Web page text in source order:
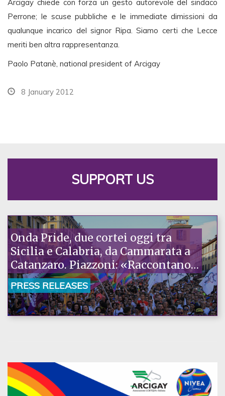
Arcigay chiede con forza un gesto autorevole del sindaco
Perrone; le scuse pubbliche e le immediate dimissioni da
qualunque incarico del signor Ripa. Siamo certi che Lecce
meriti ben altra rappresentanza.
Paolo Patanè, national president of Arcigay
8 January 2012
SUPPORT US
Onda Pride, due cortei oggi tra
Sicilia e Calabria, da Cammarata a
Catanzaro. Piazzoni: «Raccontano
la nostra ostinazione»
PRESS RELEASES